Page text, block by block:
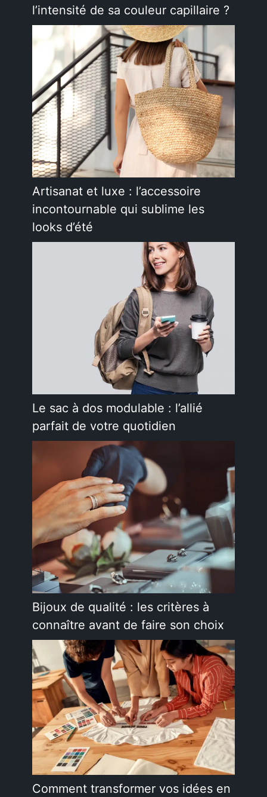
l’intensité de sa couleur capillaire ?
Artisanat et luxe : l’accessoire
incontournable qui sublime les
looks d’été
Le sac à dos modulable : l’allié
parfait de votre quotidien
Bijoux de qualité : les critères à
connaître avant de faire son choix
Comment transformer vos idées en